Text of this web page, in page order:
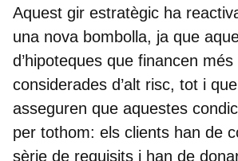
Aquest gir estratègic ha
una nova bombolla, ja que
d’hipoteques que financen
considerades d’alt risc, tot i
asseguren que aquestes
per tothom: els clients han de
sèrie de requisits i han de